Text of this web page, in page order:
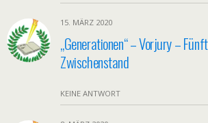
15. MÄRZ 2020
„Generationen“ – Vorjury –
Zwischenstand
KEINE ANTWORT